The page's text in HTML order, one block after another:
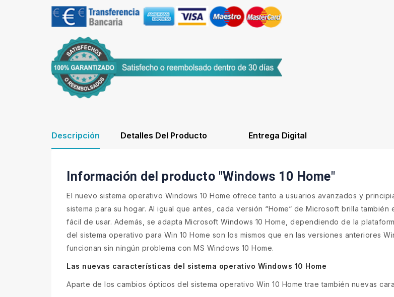
Descripción Detalles Del Producto Entrega Digital
Información del producto "Windows 10 Home"
El nuevo sistema operativo Windows 10 Home ofrece tanto a usuarios avanzados y
sistema para su hogar. Al igual que antes, cada versión “Home“ de Microsoft brilla
fácil de usar. Además, se adapta Microsoft Windows 10 Home, dependiendo de la
del sistema operativo para Win 10 Home son los mismos que en las versiones anteriores
funcionan sin ningún problema con MS Windows 10 Home.
Las nuevas características del sistema operativo Windows 10 Home
Aparte de los cambios ópticos del sistema operativo Win 10 Home trae también nuevas